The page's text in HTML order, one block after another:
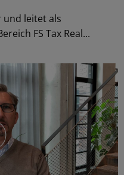
und leitet als
FS Tax Real...